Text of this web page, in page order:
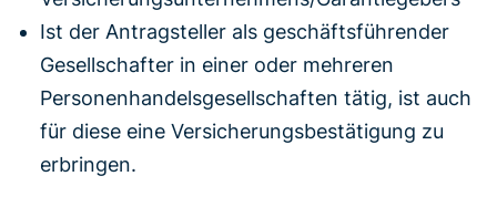
Ist der Antragsteller als geschäftsführender
Gesellschafter in einer oder mehreren
Personenhandelsgesellschaften tätig, ist auch
für diese eine Versicherungsbestätigung zu
erbringen.